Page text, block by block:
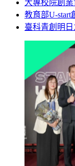
大專校院創
教育部U-start
臺科青創明日